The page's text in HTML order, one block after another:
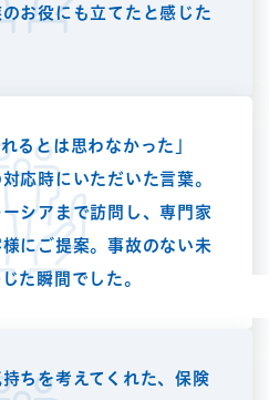
お役にも立てたと感じた
るとは思わなかった」
応時にいただいた言葉。
シアまで訪問し、専門家
にご提案。事故のない未
た瞬間でした。
ちを考えてくれた、保険